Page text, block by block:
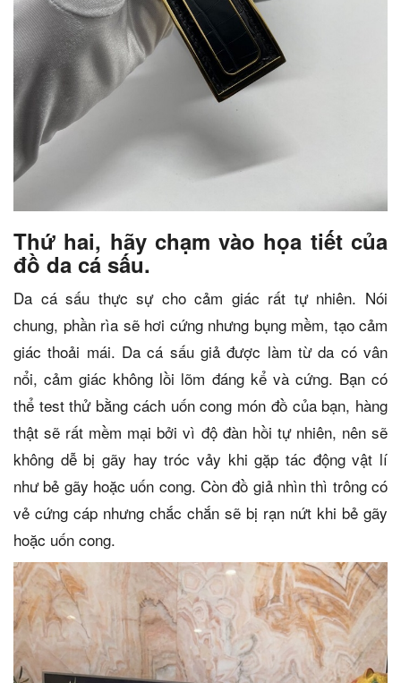
Thứ hai, hãy chạm vào họa tiết của
đồ da cá sấu.
Da cá sấu thực sự cho cảm giác rất tự nhiên. Nói
chung, phần rìa sẽ hơi cứng nhưng bụng mềm, tạo cảm
giác thoải mái. Da cá sấu giả được làm từ da có vân
nổi, cảm giác không lồi lõm đáng kể và cứng. Bạn có
thể test thử bằng cách uốn cong món đồ của bạn, hàng
thật sẽ rất mềm mại bởi vì độ đàn hồi tự nhiên, nên sẽ
không dễ bị gãy hay tróc vảy khi gặp tác động vật lí
như bẻ gãy hoặc uốn cong. Còn đồ giả nhìn thì trông có
vẻ cứng cáp nhưng chắc chắn sẽ bị rạn nứt khi bẻ gãy
hoặc uốn cong.